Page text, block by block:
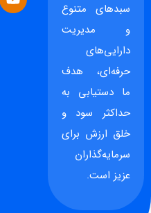
سبدهای متنوع
و مدیریت
دارایی‌های
حرفه‌ای، هدف
ما دستیابی به
حداکثر سود و
خلق ارزش برای
سرمایه‌گذاران
عزیز است.